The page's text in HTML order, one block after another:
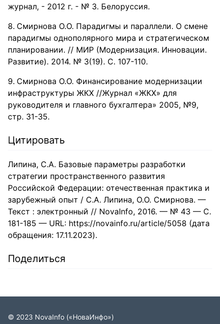
журнал, - 2012 г. - № 3. Белоруссия.
Смирнова О.О. Парадигмы и параллели. О смене
парадигмы однополярного мира и стратегическом
планировании. // МИР (Модернизация. Инновации.
Развитие). 2014. № 3(19). С. 107-110.
Смирнова О.О. Финансирование модернизации
инфраструктуры ЖКХ //Журнал «ЖКХ» для
руководителя и главного бухгалтера» 2005, №9,
стр. 31-35.
Цитировать
Липина, С.А. Базовые параметры разработки
стратегии пространственного развития
Российской Федерации: отечественная практика и
зарубежный опыт / С.А. Липина, О.О. Смирнова. —
Текст : электронный // NovaInfo, 2016. — № 43 — С.
181-185 — URL: https://novainfo.ru/article/5058 (дата
обращения: 17.11.2023).
Поделиться
© 2023 NovaInfo («НоваИнфо»)